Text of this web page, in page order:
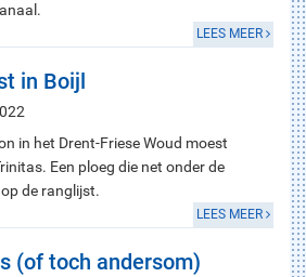
LEES MEER
in Boijl
in het Drent-Friese Woud moest
Een ploeg die net onder de
de ranglijst.
LEES MEER
(of toch andersom)